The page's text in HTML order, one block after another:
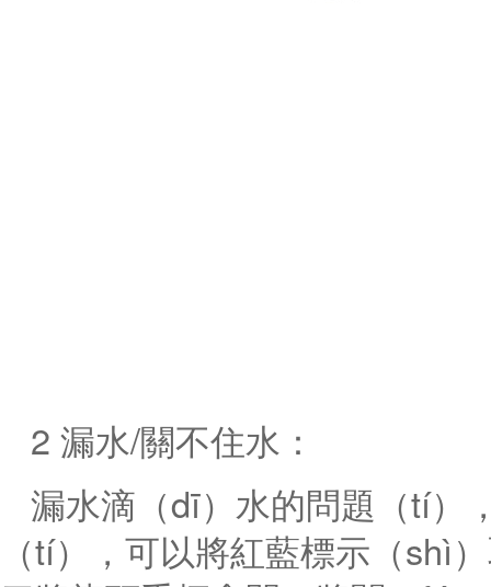
2 漏水/關不住水：
漏水滴（dī）水的問題（tí）
（tí），可以將紅藍標示（shì